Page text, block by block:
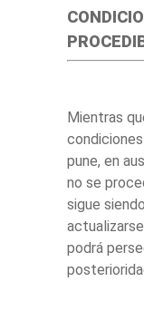
Mientras
pune, en
no se
sigue
podrá